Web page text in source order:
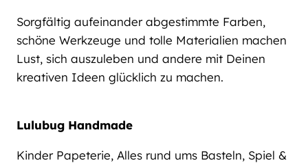
Sorgfältig aufeinander abgestimmte Farben,
schöne Werkzeuge und tolle Materialien machen
Lust, sich auszuleben und andere mit Deinen
kreativen Ideen glücklich zu machen.
Lulubug Handmade
Kinder Papeterie, Alles rund ums Basteln, Spiel &